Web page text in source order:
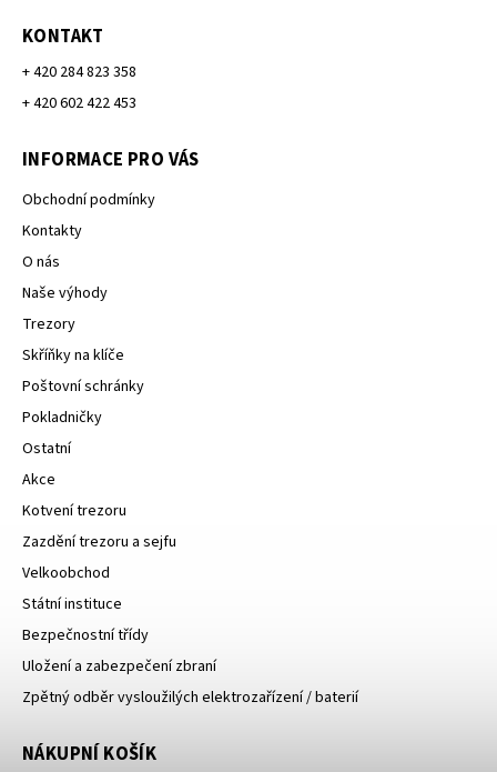
KONTAKT
+ 420 284 823 358
+ 420 602 422 453
INFORMACE PRO VÁS
Obchodní podmínky
Kontakty
O nás
Naše výhody
Trezory
Skříňky na klíče
Poštovní schránky
Pokladničky
Ostatní
Akce
Kotvení trezoru
Zazdění trezoru a sejfu
Velkoobchod
Státní instituce
Bezpečnostní třídy
Uložení a zabezpečení zbraní
Zpětný odběr vysloužilých elektrozařízení / baterií
NÁKUPNÍ KOŠÍK